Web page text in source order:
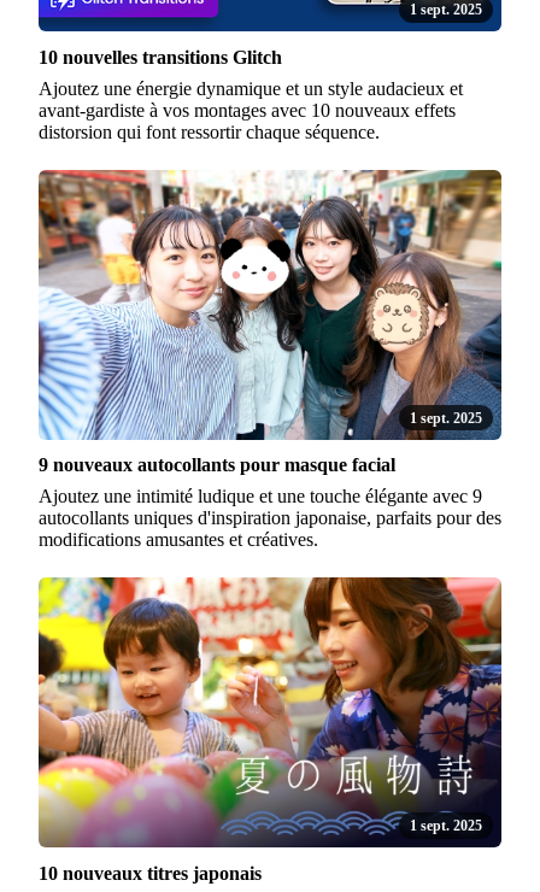
1 sept. 2025
10 nouvelles transitions Glitch
Ajoutez une énergie dynamique et un style audacieux et
avant-gardiste à vos montages avec 10 nouveaux effets
distorsion qui font ressortir chaque séquence.
1 sept. 2025
9 nouveaux autocollants pour masque facial
Ajoutez une intimité ludique et une touche élégante avec 9
autocollants uniques d'inspiration japonaise, parfaits pour des
modifications amusantes et créatives.
1 sept. 2025
10 nouveaux titres japonais